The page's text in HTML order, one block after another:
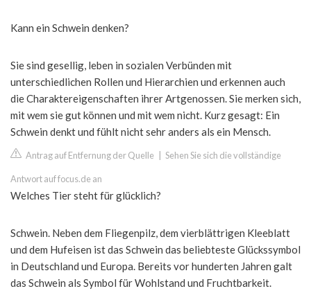
Kann ein Schwein denken?
Sie sind gesellig, leben in sozialen Verbünden mit
unterschiedlichen Rollen und Hierarchien und erkennen auch
die Charaktereigenschaften ihrer Artgenossen. Sie merken sich,
mit wem sie gut können und mit wem nicht. Kurz gesagt: Ein
Schwein denkt und fühlt nicht sehr anders als ein Mensch.
Antrag auf Entfernung der Quelle Sehen Sie sich die vollständige
Antwort auf focus.de an
Welches Tier steht für glücklich?
Schwein. Neben dem Fliegenpilz, dem vierblättrigen Kleeblatt
und dem Hufeisen ist das Schwein das beliebteste Glückssymbol
in Deutschland und Europa. Bereits vor hunderten Jahren galt
das Schwein als Symbol für Wohlstand und Fruchtbarkeit.